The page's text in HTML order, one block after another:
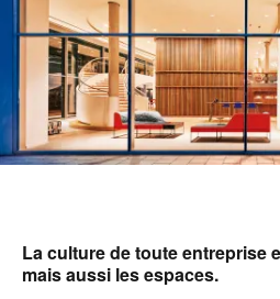
La culture de toute entreprise
mais aussi les espaces.